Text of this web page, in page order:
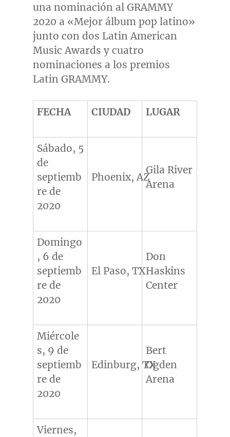
una nominación al GRAMMY
2020 a «Mejor álbum pop latino»
junto con dos Latin American
Music Awards y cuatro
nominaciones a los premios
Latin GRAMMY.
FECHA CIUDAD LUGAR
Sábado, 5
de
septiemb
re de
2020
Phoenix, AZ
Gila River
Arena
Domingo
, 6 de
septiemb
re de
2020
El Paso, TX
Don
Haskins
Center
Miércole
s, 9 de
septiemb
re de
2020
Edinburg, TX
Bert
Ogden
Arena
Viernes,